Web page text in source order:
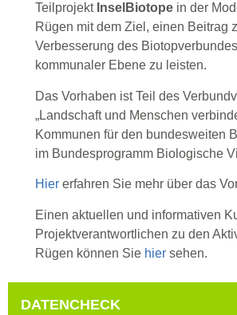
Teilprojekt InselBiotope in der
Rügen mit dem Ziel, einen Beitrag
Verbesserung des
kommunaler Ebene zu leisten.
Das Vorhaben ist Teil des
„Landschaft und Menschen
Kommunen für den bundesweiten
im Bundesprogramm Biologische
Hier erfahren Sie mehr über das
Einen aktuellen und informativen
Projektverantwortlichen zu den
Rügen können Sie hier sehen.
DATENCHECK